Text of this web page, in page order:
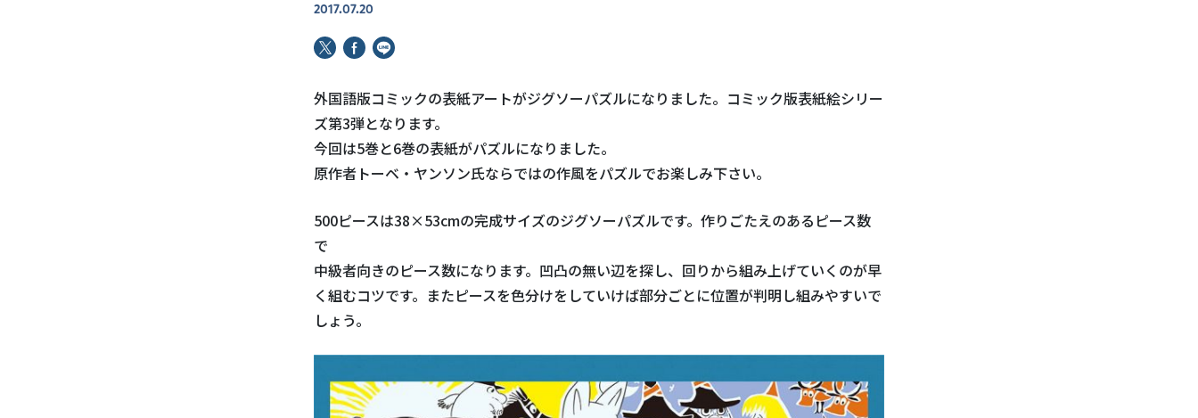
2017.07.20
外国語版コミックの表紙アートがジグソーパズルになりました。コミック版表紙絵シリー
ズ第3弾となります。
今回は5巻と6巻の表紙がパズルになりました。
原作者トーベ・ヤンソン氏ならではの作風をパズルでお楽しみ下さい。
500ピースは38×53cmの完成サイズのジグソーパズルです。作りごたえのあるピース数
で
中級者向きのピース数になります。凹凸の無い辺を探し、回りから組み上げていくのが早
く組むコツです。またピースを色分けをしていけば部分ごとに位置が判明し組みやすいで
しょう。